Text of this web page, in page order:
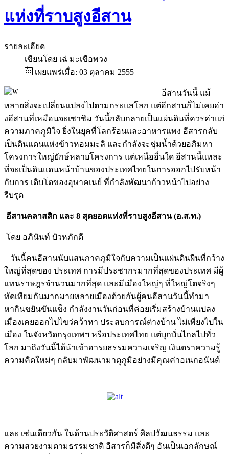
แห่งที่ราบสูงอีสาน
รายละเอียด
เขียนโดย เฉ่ มะเขือพวง
เผยแพร่เมื่อ: 03 ตุลาคม 2555
อีสานวันนี้ แม้
หลายสิ่งจะเปลี่ยนแปลงไปตามกระแสโลก แต่อีกสานก็ไม่เคยฮ่า
งอีสานที่เหมือนจะเซาซึม วันนี้กลับกลายเป็นแผ่นดินที่ควรค่าแก่
ความภาคภูมิใจ ยิ่งในยุคที่โลกร้อนและอาหารแพง อีสารกลับ
เป็นดินแดนแห่งข้าวหอมมะลิ และกำลังจะชุ่มน้ำด้วยอภิมหา
โครงการใหญ่ยักษ์หลายโครงการ แต่เหนืออื่นใด อีสานนี้แหละ
ที่จะเป็นดินแดนหน้าบ้านของประเทศไทยในการออกไปรับหน้า
กับการ เติบโตของอุษาคเนย์ ที่กำลังพัฒนาก้าวหน้าไปอย่าง
รีบรุด
อีสานคลาสสิก และ 8 สุดยอดแห่งที่ราบสูงอีสาน (อ.ส.ท.)
โดย อภินันท์ บัวหภักดี
วันนี้คนอีสานนับแสนภาคภูมิใจกับความเป็นแผ่นดินผืนที่กว้าง
ใหญ่ที่สุดของ ประเทศ การมีประชากรมากที่สุดของประเทศ มีผู้
แทนราษฎรจำนวนมากที่สุด และมีเมืองใหญ่ๆ ที่ใหญ่โตจริงๆ
ทัดเทียมกันมากมายหลายเมืองด้วยกันผู้คนอีสานวันนี้ทำมา
หากินขยันขันแข็ง กำลังงานวันก่อนที่ค่อยเริ่มสร้างบ้านแปลง
เมืองเคยออกไปไขว่คว้าหา ประสบการณ์ต่างบ้าน ไม่เพียงไปใน
เมือง ในจังหวัดกรุงเทพฯ หรือประเทศไทย แต่บุกบั่นไกลไปทั่ว
โลก มาถึงวันนี้ได้นำเข้าอารยธรรมความเจริญ เงินตราความรู้
ความคิดใหม่ๆ กลับมาพัฒนามาตุภูมิอย่างมีคุณค่าอเนกอนันต์
และ เช่นเดียวกัน ในด้านประวัติศาสตร์ ศิลปวัฒนธรรม และ
ความสวยงามตามธรรมชาติ อีสารก็มีสิ่งดีๆ อันเป็นเอกลักษณ์